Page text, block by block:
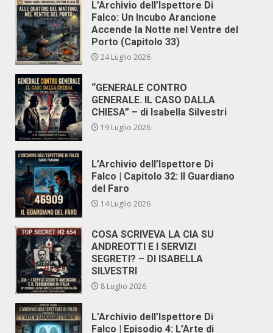
L’Archivio dell’Ispettore Di
Falco: Un Incubo Arancione
Accende la Notte nel Ventre del
Porto (Capitolo 33)
24 Luglio 2026
“GENERALE CONTRO
GENERALE. IL CASO DALLA
CHIESA” – di Isabella Silvestri
19 Luglio 2026
L’Archivio dell’Ispettore Di
Falco | Capitolo 32: Il Guardiano
del Faro
14 Luglio 2026
COSA SCRIVEVA LA CIA SU
ANDREOTTI E I SERVIZI
SEGRETI? – DI ISABELLA
SILVESTRI
8 Luglio 2026
L’Archivio dell’Ispettore Di
Falco | Episodio 4: L’Arte di